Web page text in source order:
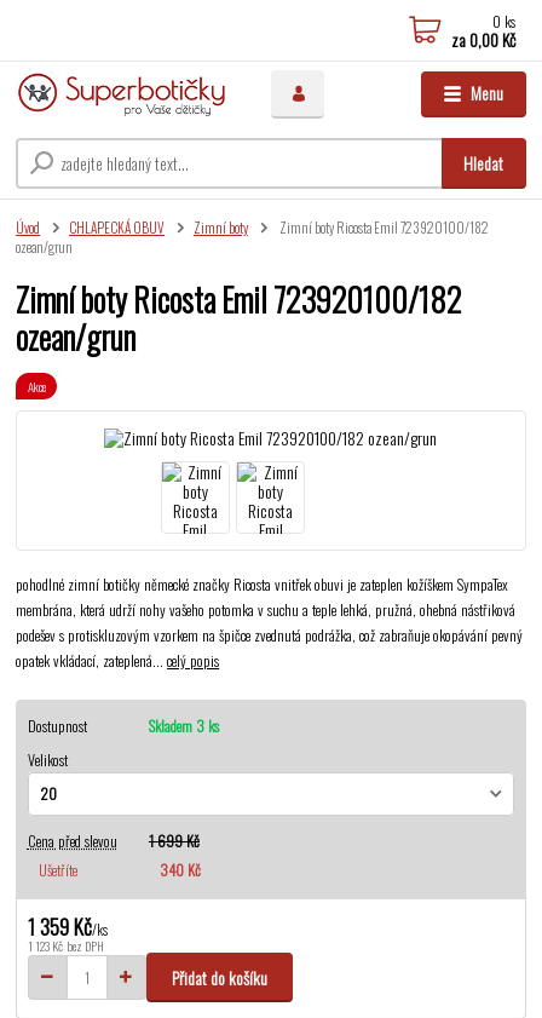
Menu
Hledat
0 ks
za0,00 Kč
Úvod CHLAPECKÁ OBUV Zimní boty
Zimní boty Ricosta Emil 723920100/182
ozean/grun
Zimní boty Ricosta Emil 723920100/182
ozean/grun
Akce
pohodlné zimní botičky německé značky Ricosta vnitřek obuvi je zateplen kožíškem SympaTex
membrána, která udrží nohy vašeho potomka v suchu a teple lehká, pružná, ohebná nástřiková
podešev s protiskluzovým vzorkem na špičce zvednutá podrážka, což zabraňuje okopávání pevný
opatek vkládací, zateplená...celý popis
Dostupnost
Skladem 3 ks
Velikost
Cena před slevou
1 699 Kč
Ušetříte
340 Kč
1 359 Kč/ks
1 123 Kč bez DPH
Přidat do košíku